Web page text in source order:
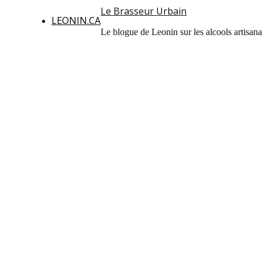
LEONIN.CA
Le Brasseur Urbain
Le blogue de Leonin sur les alcools